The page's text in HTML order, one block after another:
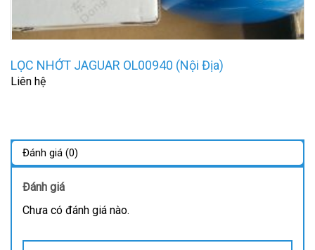
LỌC NHỚT JAGUAR OL00940 (Nội Địa)
Liên hệ
Đánh giá (0)
Đánh giá
Chưa có đánh giá nào.